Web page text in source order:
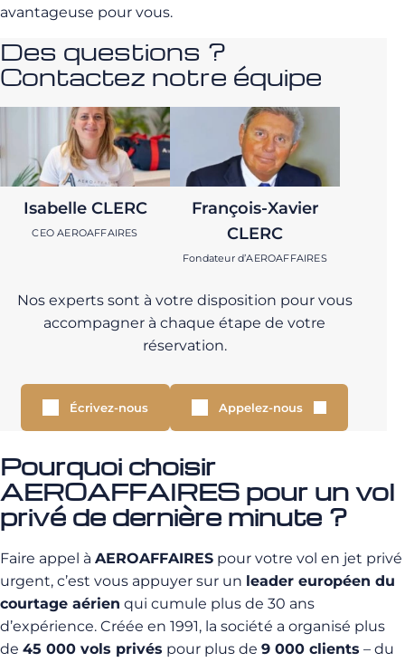
avantageuse pour vous.
Des questions ?
Contactez notre équipe
Isabelle CLERC
CEO AEROAFFAIRES
François-Xavier
CLERC
Fondateur d’AEROAFFAIRES
Nos experts sont à votre disposition pour vous
accompagner à chaque étape de votre
réservation.
Écrivez-nous Appelez-nous
Pourquoi choisir
AEROAFFAIRES pour un vol
privé de dernière minute ?
Faire appel à AEROAFFAIRES pour votre vol en jet privé
urgent, c’est vous appuyer sur un leader européen du
courtage aérien qui cumule plus de 30 ans
d’expérience. Créée en 1991, la société a organisé plus
de 45 000 vols privés pour plus de 9 000 clients – du